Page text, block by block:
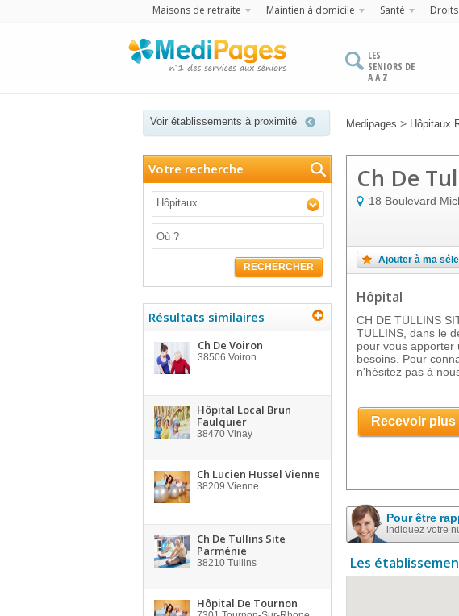
Maisons de retraite Maintien à domicile Santé
LES
SENIORS DE
A À Z
Voir établissements à proximité Medipages > Hôpitaux
Votre recherche
Hôpitaux
RECHERCHER
Résultats similaires
Ch De Voiron
38506 Voiron
Hôpital Local Brun
Faulquier
38470 Vinay
Ch Lucien Hussel Vienne
38209 Vienne
Ch De Tullins Site
Parménie
38210 Tullins
Hôpital De Tournon
Ch De
18 Boulevard
Ajouter à ma
Hôpital
CH DE TULLINS
TULLINS, dans le
pour vous apporter
besoins. Pour
n'hésitez pas à
Recevoir
Pour être
indiquez votre
Les